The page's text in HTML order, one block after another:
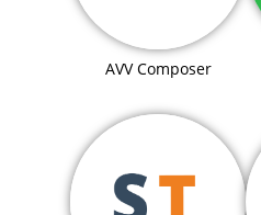
AVV Composer